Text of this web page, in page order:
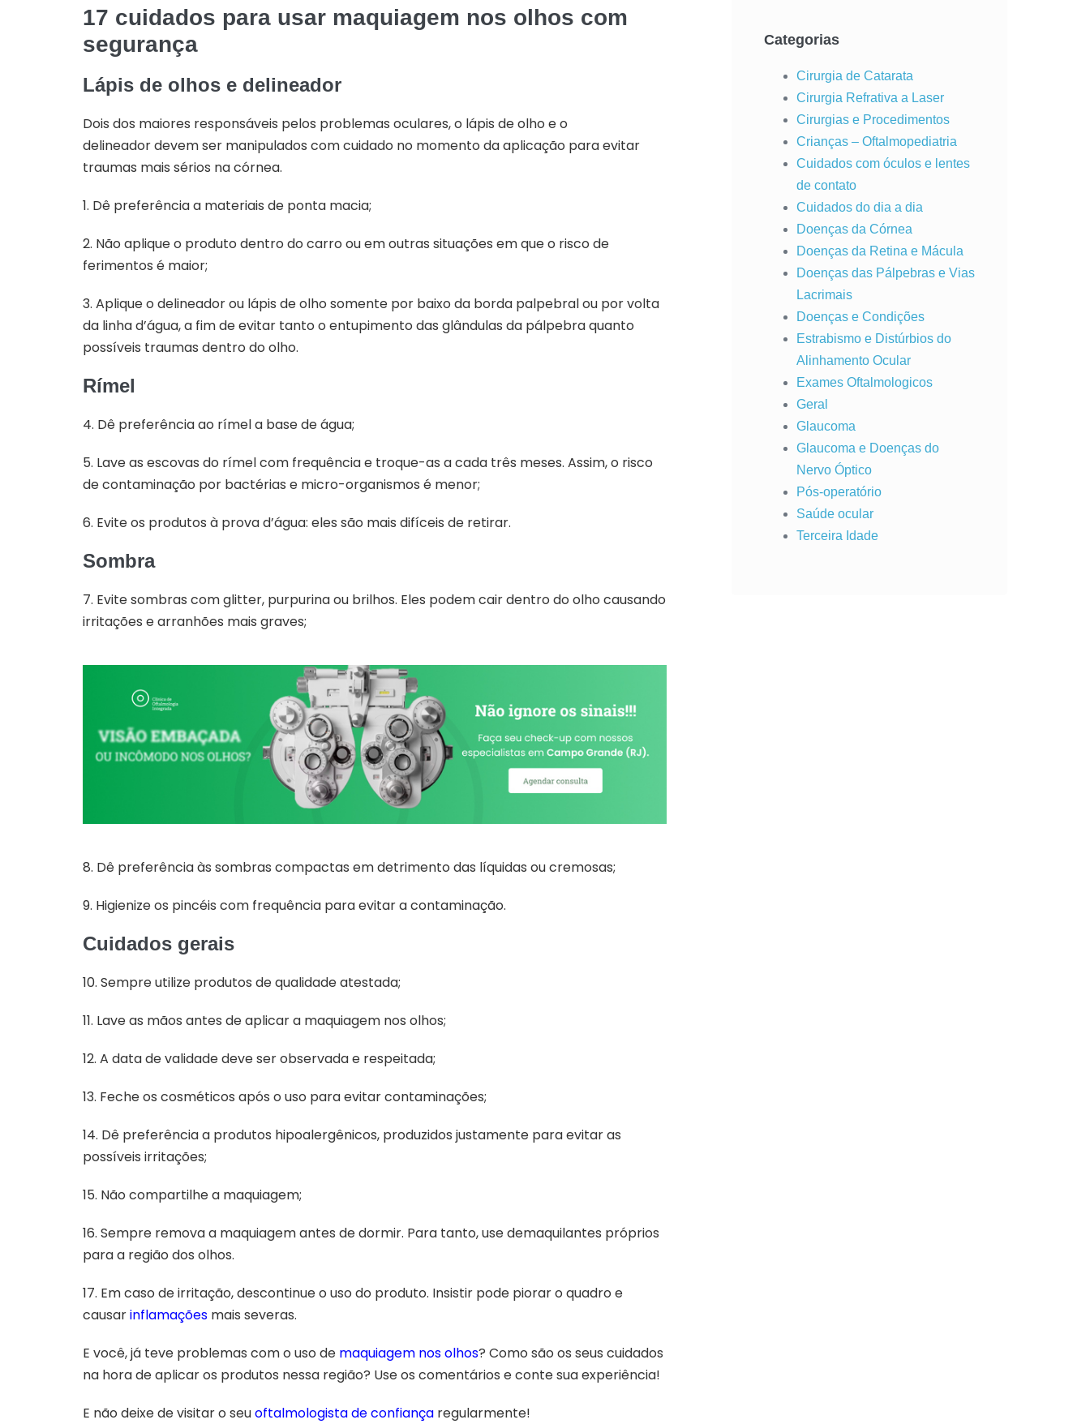
17 cuidados para usar maquiagem nos olhos com
segurança
Lápis de olhos e delineador
Dois dos maiores responsáveis pelos problemas oculares, o lápis de olho e o
delineador devem ser manipulados com cuidado no momento da aplicação para evitar
traumas mais sérios na córnea.
1. Dê preferência a materiais de ponta macia;
2. Não aplique o produto dentro do carro ou em outras situações em que o risco de
ferimentos é maior;
3. Aplique o delineador ou lápis de olho somente por baixo da borda palpebral ou por volta
da linha d’água, a fim de evitar tanto o entupimento das glândulas da pálpebra quanto
possíveis traumas dentro do olho.
Rímel
4. Dê preferência ao rímel a base de água;
5. Lave as escovas do rímel com frequência e troque-as a cada três meses. Assim, o risco
de contaminação por bactérias e micro-organismos é menor;
6. Evite os produtos à prova d’água: eles são mais difíceis de retirar.
Sombra
7. Evite sombras com glitter, purpurina ou brilhos. Eles podem cair dentro do olho causando
irritações e arranhões mais graves;
8. Dê preferência às sombras compactas em detrimento das líquidas ou cremosas;
9. Higienize os pincéis com frequência para evitar a contaminação.
Cuidados gerais
10. Sempre utilize produtos de qualidade atestada;
11. Lave as mãos antes de aplicar a maquiagem nos olhos;
12. A data de validade deve ser observada e respeitada;
13. Feche os cosméticos após o uso para evitar contaminações;
14. Dê preferência a produtos hipoalergênicos, produzidos justamente para evitar as
possíveis irritações;
15. Não compartilhe a maquiagem;
16. Sempre remova a maquiagem antes de dormir. Para tanto, use demaquilantes próprios
para a região dos olhos.
17. Em caso de irritação, descontinue o uso do produto. Insistir pode piorar o quadro e
causarinflamações mais severas.
E você, já teve problemas com o uso de maquiagem nos olhos? Como são os seus cuidados
na hora de aplicar os produtos nessa região? Use os comentários e conte sua experiência!
E não deixe de visitar o seuoftalmologista de confiança regularmente!
Categorias
Cirurgia de Catarata
Cirurgia Refrativa a Laser
Cirurgias e Procedimentos
Crianças – Oftalmopediatria
Cuidados com óculos e lentes
de contato
Cuidados do dia a dia
Doenças da Córnea
Doenças da Retina e Mácula
Doenças das Pálpebras e Vias
Lacrimais
Doenças e Condições
Estrabismo e Distúrbios do
Alinhamento Ocular
Exames Oftalmologicos
Geral
Glaucoma
Glaucoma e Doenças do
Nervo Óptico
Pós-operatório
Saúde ocular
Terceira Idade